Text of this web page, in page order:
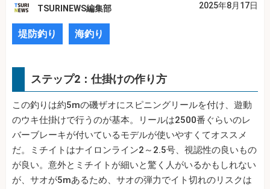
TSURINEWS編集部 2025年8月17日
堤防釣り 海釣り
ステップ2：仕掛けの作り方
この釣りは約5mの磯ザオにスピニングリールを付け、遊動
のウキ仕掛けで行うのが基本。リールは2500番ぐらいのレ
バーブレーキが付いているモデルが使いやすくてオススメ
だ。ミチイトはナイロンライン2～2.5号、視認性の良いもの
が良い。意外とミチイトが細いと驚く人がいるかもしれない
が、サオが5mあるため、サオの弾力でイト切れのリスクは